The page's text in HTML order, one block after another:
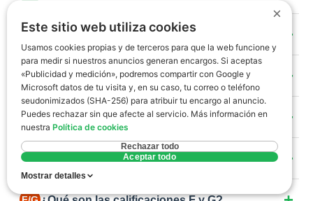
Máxima eficiencia. Viviendas con consumo casi
vidrio y sistemas de energía renovable como
aerotermia o placas solares.
B ¿Qué es una calificación B?
Eficiencia muy alta. Obra nueva con estándares
exigentes, buenos aislamientos y climatización de
bajo consumo (caldera de condensación, bomba de
calor).
C ¿Qué es una calificación C?
Buena eficiencia. Viviendas nuevas o
rehabilitaciones energéticas completas con buen
aislamiento y doble acristalamiento de calidad.
D ¿Qué es una calificación D?
Eficiencia estándar. Cumple normativa básica de
hace unos años. Margen de mejora en aislamiento o
en la caldera.
¿Qué es una calificación E?
×
Este sitio web utiliza cookies
Usamos cookies propias y de terceros para que la web funcione y
para medir si nuestros anuncios generan encargos. Si aceptas
«Publicidad y medición», podremos compartir con Google y
Microsoft datos de tu visita y, en su caso, tu correo o teléfono
seudonimizados (SHA-256) para atribuir tu encargo al anuncio.
Puedes rechazar sin que afecte al servicio. Más información en
nuestra Política de cookies
Rechazar todo
Aceptar todo
Mostrar detalles